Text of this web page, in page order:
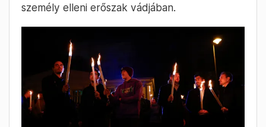
személy elleni erőszak vádjában.